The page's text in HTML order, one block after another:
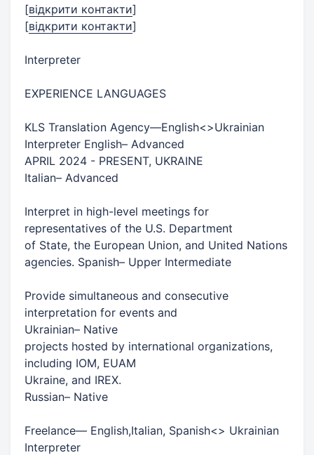
[відкрити контакти]
[відкрити контакти]
​Interpreter​
​EXPERIENCE​ ​LANGUAGES​
​KLS Translation Agency​​—​​English<>Ukrainian​​
Interpreter​ ​English​​– Advanced​
​APRIL 2024 - PRESENT, UKRAINE​
​Italian​​– Advanced​
​Interpret in high-level meetings for
representatives of the U.S. Department​
​of State, the European Union, and United Nations
agencies.​ ​Spanish​​– Upper Intermediate​
​Provide simultaneous and consecutive
interpretation for events and​
​Ukrainian​​– Native​
​projects hosted by international organizations,
including IOM, EUAM​
​Ukraine, and IREX.​
​Russian​​– Native​
​Freelance​​— English,​​Italian, Spanish<> Ukrainian​​
Interpreter​